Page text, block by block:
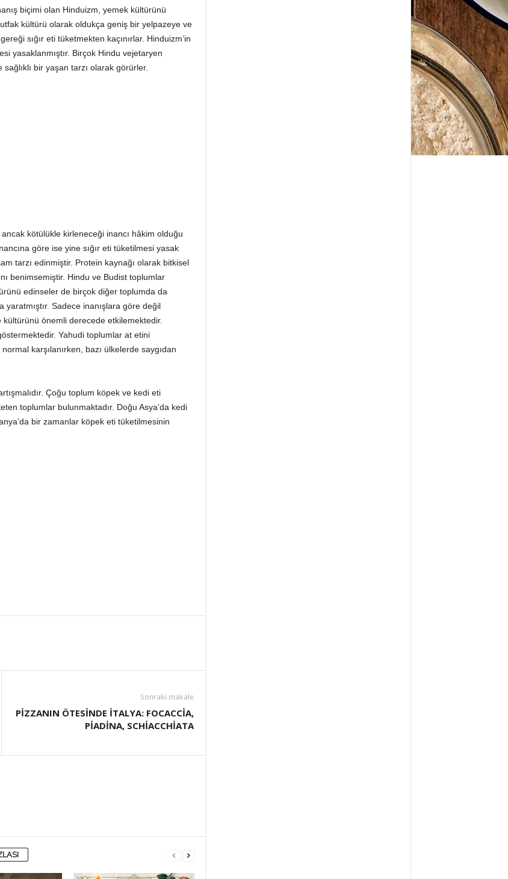
biçimi olan Hinduizm, yemek kültürünü
kültürü olarak oldukça geniş bir yelpazeye ve
sığır eti tüketmekten kaçınırlar. Hinduizm’in
yasaklanmıştır. Birçok Hindu vejetaryen
bir yaşan tarzı olarak görürler.
kötülükle kirleneceği inancı hâkim olduğu
göre ise yine sığır eti tüketilmesi yasak
tarzı edinmiştir. Protein kaynağı olarak bitkisel
benimsemiştir. Hindu ve Budist toplumlar
edinseler de birçok diğer toplumda da
Sadece inanışlara göre değil
kültürünü önemli derecede etkilemektedir.
Yahudi toplumlar at etini
karşılanırken, bazı ülkelerde saygıdan
Çoğu toplum köpek ve kedi eti
toplumlar bulunmaktadır. Doğu Asya’da kedi
bir zamanlar köpek eti tüketilmesinin
Sonraki makale
PİZZANIN ÖTESİNDE İTALYA: FOCACCİA,
PİADİNA, SCHİACCHİATA